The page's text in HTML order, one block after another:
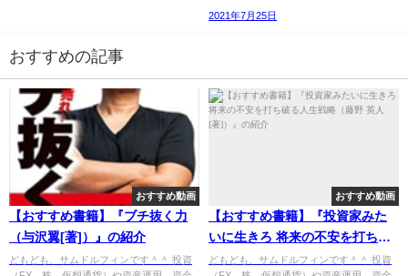
2021年7月25日
おすすめの記事
おすすめ動画
【おすすめ書籍】『ブチ抜く力
（与沢翼[著]）』の紹介
どもども、サムドルフィンです＾＾ 投資
おすすめ動画
【おすすめ書籍】『投資家みた
いに生きろ 将来の不安を打ち破
る人生戦略（藤野 英人[著]）』
どもども、サムドルフィンです＾＾ 投資